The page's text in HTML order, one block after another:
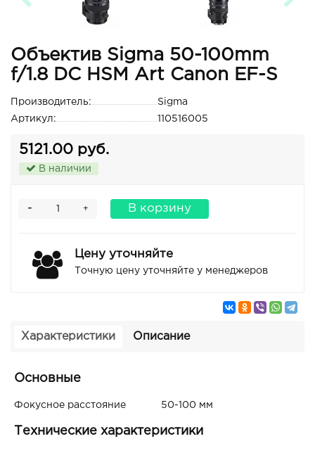
Объектив Sigma 50-100mm
f/1.8 DC HSM Art Canon EF-S
Производитель:
Sigma
Артикул:
110516005
5121.00 руб.
В наличии
+
- В корзину
Цену уточняйте
Точную цену уточняйте у менеджеров
Характеристики Описание
Основные
Фокусное расстояние 50-100 мм
Технические характеристики